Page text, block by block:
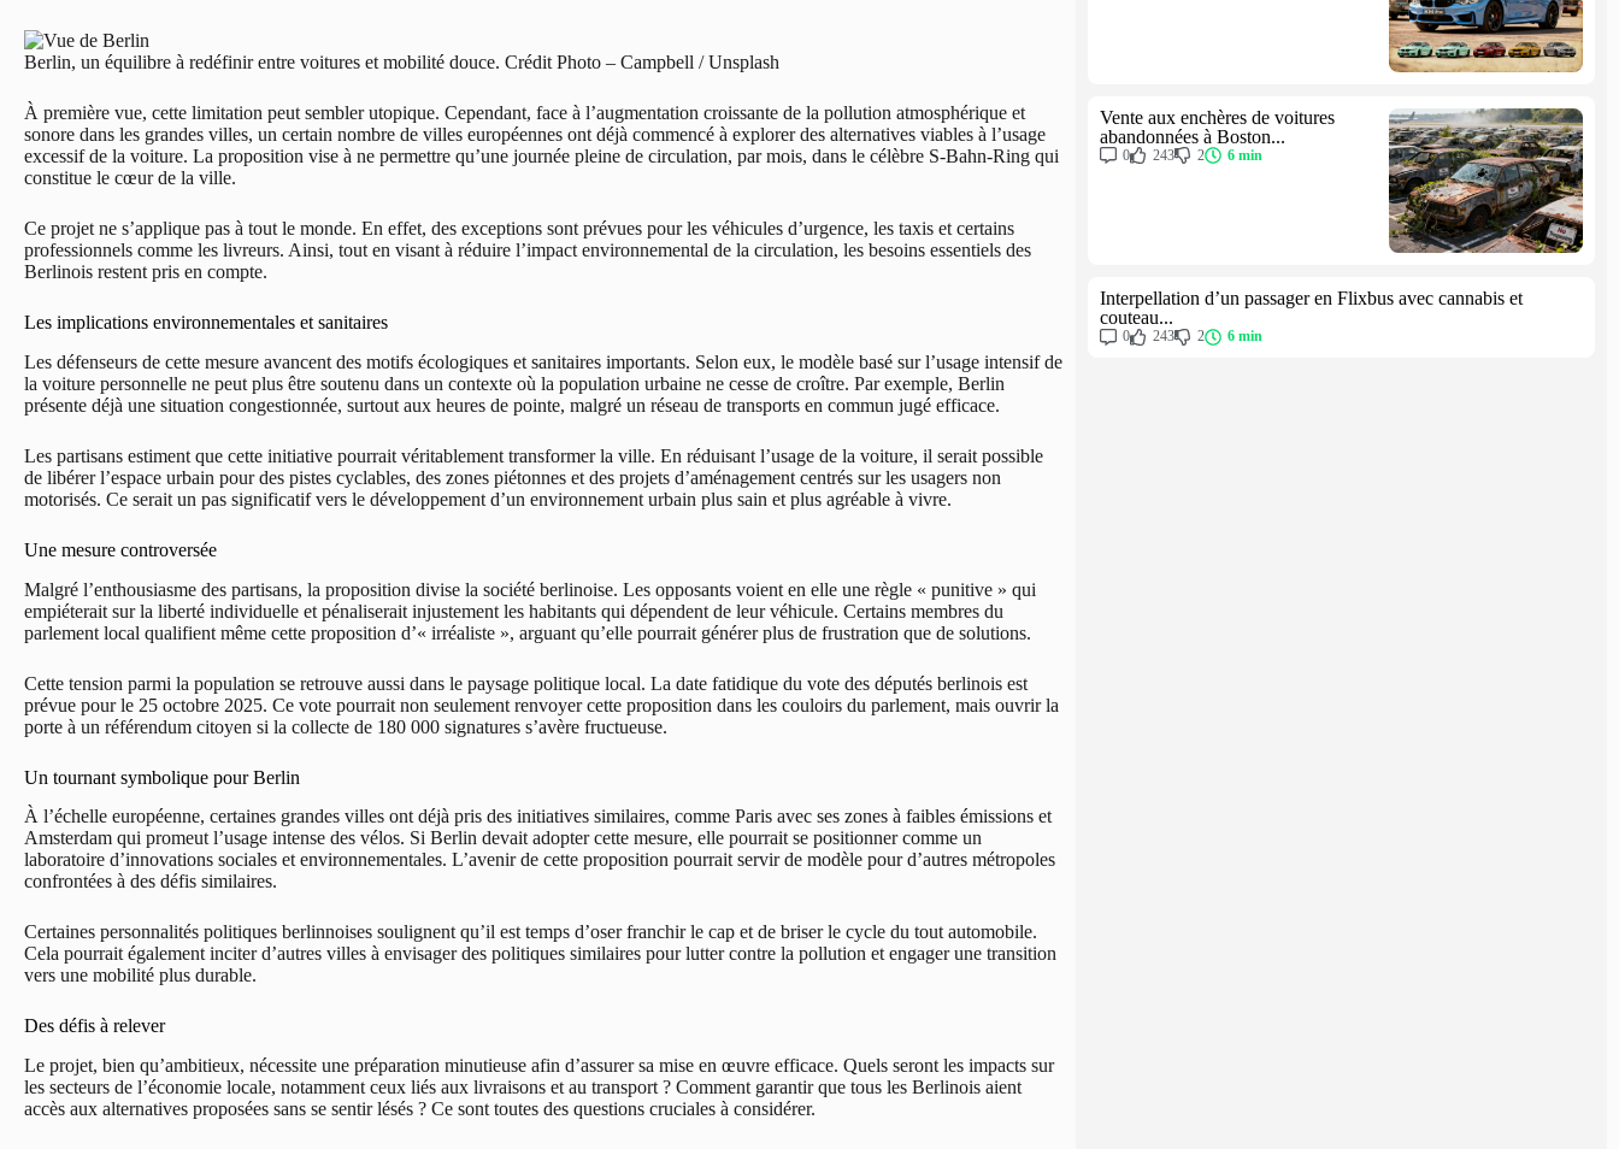
Berlin, un équilibre à redéfinir entre voitures et mobilité douce. Crédit Photo – Campbell / Unsplash
À première vue, cette limitation peut sembler utopique. Cependant, face à l’augmentation croissante de la pollution atmosphérique et
sonore dans les grandes villes, un certain nombre de villes européennes ont déjà commencé à explorer des alternatives viables à l’usage
excessif de la voiture. La proposition vise à ne permettre qu’une journée pleine de circulation, par mois, dans le célèbre S-Bahn-Ring qui
constitue le cœur de la ville.
Ce projet ne s’applique pas à tout le monde. En effet, des exceptions sont prévues pour les véhicules d’urgence, les taxis et certains
professionnels comme les livreurs. Ainsi, tout en visant à réduire l’impact environnemental de la circulation, les besoins essentiels des
Berlinois restent pris en compte.
Les implications environnementales et sanitaires
Les défenseurs de cette mesure avancent des motifs écologiques et sanitaires importants. Selon eux, le modèle basé sur l’usage intensif de
la voiture personnelle ne peut plus être soutenu dans un contexte où la population urbaine ne cesse de croître. Par exemple, Berlin
présente déjà une situation congestionnée, surtout aux heures de pointe, malgré un réseau de transports en commun jugé efficace.
Les partisans estiment que cette initiative pourrait véritablement transformer la ville. En réduisant l’usage de la voiture, il serait possible
de libérer l’espace urbain pour des pistes cyclables, des zones piétonnes et des projets d’aménagement centrés sur les usagers non
motorisés. Ce serait un pas significatif vers le développement d’un environnement urbain plus sain et plus agréable à vivre.
Une mesure controversée
Malgré l’enthousiasme des partisans, la proposition divise la société berlinoise. Les opposants voient en elle une règle « punitive » qui
empiéterait sur la liberté individuelle et pénaliserait injustement les habitants qui dépendent de leur véhicule. Certains membres du
parlement local qualifient même cette proposition d’« irréaliste », arguant qu’elle pourrait générer plus de frustration que de solutions.
Cette tension parmi la population se retrouve aussi dans le paysage politique local. La date fatidique du vote des députés berlinois est
prévue pour le 25 octobre 2025. Ce vote pourrait non seulement renvoyer cette proposition dans les couloirs du parlement, mais ouvrir la
porte à un référendum citoyen si la collecte de 180 000 signatures s’avère fructueuse.
Un tournant symbolique pour Berlin
À l’échelle européenne, certaines grandes villes ont déjà pris des initiatives similaires, comme Paris avec ses zones à faibles émissions et
Amsterdam qui promeut l’usage intense des vélos. Si Berlin devait adopter cette mesure, elle pourrait se positionner comme un
laboratoire d’innovations sociales et environnementales. L’avenir de cette proposition pourrait servir de modèle pour d’autres métropoles
confrontées à des défis similaires.
Certaines personnalités politiques berlinnoises soulignent qu’il est temps d’oser franchir le cap et de briser le cycle du tout automobile.
Cela pourrait également inciter d’autres villes à envisager des politiques similaires pour lutter contre la pollution et engager une transition
vers une mobilité plus durable.
Des défis à relever
Le projet, bien qu’ambitieux, nécessite une préparation minutieuse afin d’assurer sa mise en œuvre efficace. Quels seront les impacts sur
les secteurs de l’économie locale, notamment ceux liés aux livraisons et au transport ? Comment garantir que tous les Berlinois aient
accès aux alternatives proposées sans se sentir lésés ? Ce sont toutes des questions cruciales à considérer.
Vente aux enchères de voitures
abandonnées à Boston...
0 243 2 6 min
Interpellation d’un passager en Flixbus avec cannabis et
couteau...
0 243 2 6 min